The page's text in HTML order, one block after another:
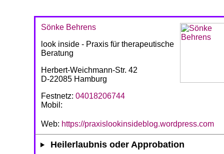
Sönke Behrens
look inside - Praxis für therapeutische
Beratung
Herbert-Weichmann-Str. 42
D-22085 Hamburg
Festnetz: 04018206744
Mobil:
Web: https://praxislookinsideblog.wordpress.com
Heilerlaubnis oder Approbation